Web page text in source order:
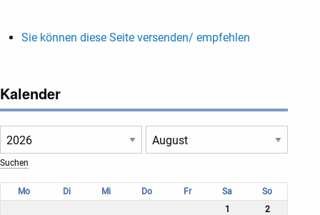
Sie können diese Seite versenden/ empfehlen
Kalender
Mo Di Mi Do Fr Sa
So
1
2